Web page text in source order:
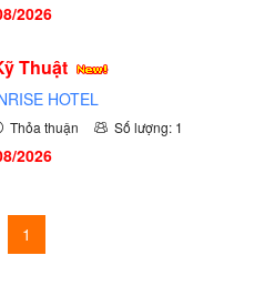
2026
Thuật
HOTEL
Thỏa thuận Số lượng: 1
2026
1